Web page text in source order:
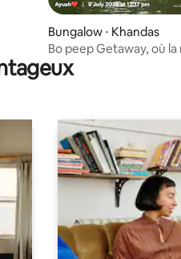
Bungalow ⋅ Khandas
Bo peep Getaway, où
la maison